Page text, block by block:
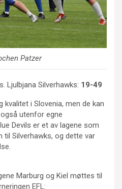
Patzer
Ljulbjana Silverhawks: 19-49
kvalitet i Slovenia, men de kan
utenfor egne
Devils er et av lagene som
Silverhawks, og dette var
Marburg og Kiel møttes til
EFL: